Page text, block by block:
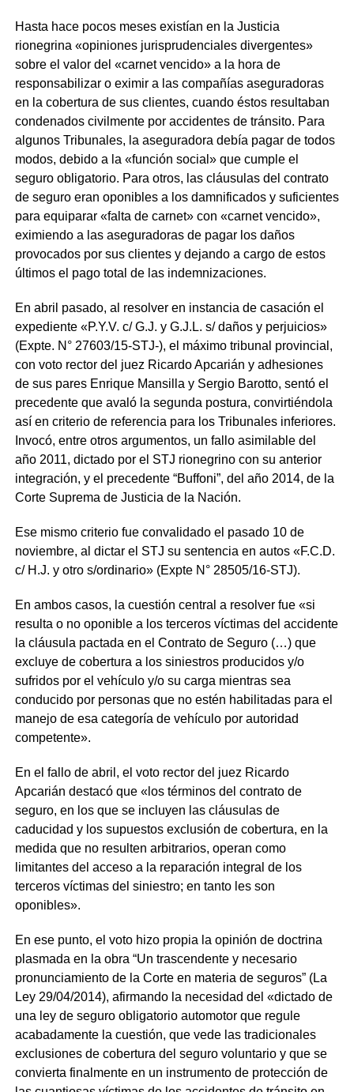
Hasta hace pocos meses existían en la Justicia
rionegrina «opiniones jurisprudenciales divergentes»
sobre el valor del «carnet vencido» a la hora de
responsabilizar o eximir a las compañías aseguradoras
en la cobertura de sus clientes, cuando éstos resultaban
condenados civilmente por accidentes de tránsito. Para
algunos Tribunales, la aseguradora debía pagar de todos
modos, debido a la «función social» que cumple el
seguro obligatorio. Para otros, las cláusulas del contrato
de seguro eran oponibles a los damnificados y suficientes
para equiparar «falta de carnet» con «carnet vencido»,
eximiendo a las aseguradoras de pagar los daños
provocados por sus clientes y dejando a cargo de estos
últimos el pago total de las indemnizaciones.
En abril pasado, al resolver en instancia de casación el
expediente «P.Y.V. c/ G.J. y G.J.L. s/ daños y perjuicios»
(Expte. N° 27603/15-STJ-), el máximo tribunal provincial,
con voto rector del juez Ricardo Apcarián y adhesiones
de sus pares Enrique Mansilla y Sergio Barotto, sentó el
precedente que avaló la segunda postura, convirtiéndola
así en criterio de referencia para los Tribunales inferiores.
Invocó, entre otros argumentos, un fallo asimilable del
año 2011, dictado por el STJ rionegrino con su anterior
integración, y el precedente “Buffoni”, del año 2014, de la
Corte Suprema de Justicia de la Nación.
Ese mismo criterio fue convalidado el pasado 10 de
noviembre, al dictar el STJ su sentencia en autos «F.C.D.
c/ H.J. y otro s/ordinario» (Expte N° 28505/16-STJ).
En ambos casos, la cuestión central a resolver fue «si
resulta o no oponible a los terceros víctimas del accidente
la cláusula pactada en el Contrato de Seguro (…) que
excluye de cobertura a los siniestros producidos y/o
sufridos por el vehículo y/o su carga mientras sea
conducido por personas que no estén habilitadas para el
manejo de esa categoría de vehículo por autoridad
competente».
En el fallo de abril, el voto rector del juez Ricardo
Apcarián destacó que «los términos del contrato de
seguro, en los que se incluyen las cláusulas de
caducidad y los supuestos exclusión de cobertura, en la
medida que no resulten arbitrarios, operan como
limitantes del acceso a la reparación integral de los
terceros víctimas del siniestro; en tanto les son
oponibles».
En ese punto, el voto hizo propia la opinión de doctrina
plasmada en la obra “Un trascendente y necesario
pronunciamiento de la Corte en materia de seguros” (La
Ley 29/04/2014), afirmando la necesidad del «dictado de
una ley de seguro obligatorio automotor que regule
acabadamente la cuestión, que vede las tradicionales
exclusiones de cobertura del seguro voluntario y que se
convierta finalmente en un instrumento de protección de